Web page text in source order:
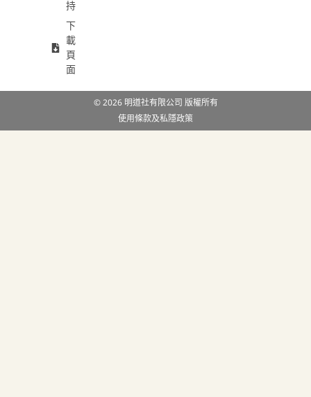
持
下
載
頁
面
© 2026 明道社有限公司 版權所有
使用條款及私隱政策